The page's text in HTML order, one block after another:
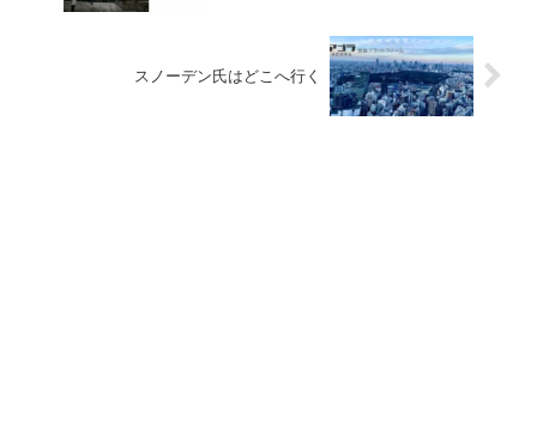
スノーデン氏はどこへ行く